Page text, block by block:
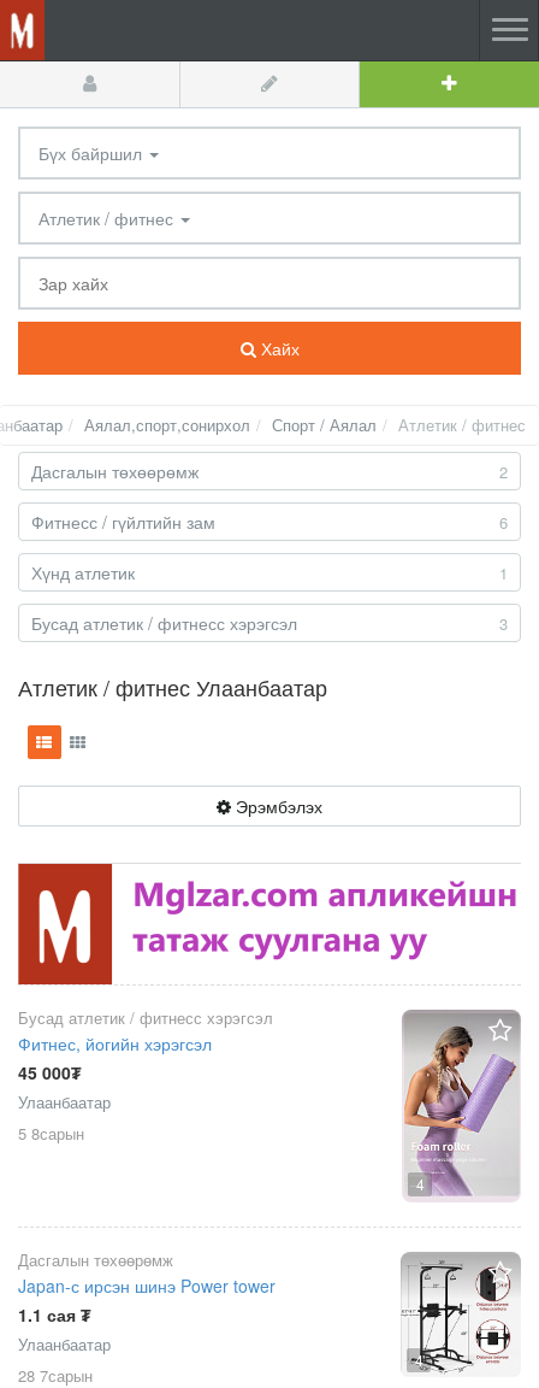
Бүх байршил
Атлетик / фитнес
Хайх
Аялал,спорт,сонирхол Спорт / Аялал Атлетик / фитнес
2
Дасгалын төхөөрөмж
6
Фитнесс / гүйлтийн зам
1
Хүнд атлетик
3
Бусад атлетик / фитнесс хэрэгсэл
Атлетик / фитнес Улаанбаатар
Эрэмбэлэх
4
Бусад атлетик / фитнесс хэрэгсэл
Фитнес, йогийн хэрэгсэл
45 000₮
Улаанбаатар
5 8сарын
4
Дасгалын төхөөрөмж
Japan-с ирсэн шинэ Power tower
1.1 сая ₮
Улаанбаатар
28 7сарын